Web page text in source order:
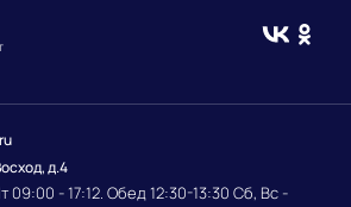
д.4
- 17:12. Обед 12:30-13:30 Сб, Вс -